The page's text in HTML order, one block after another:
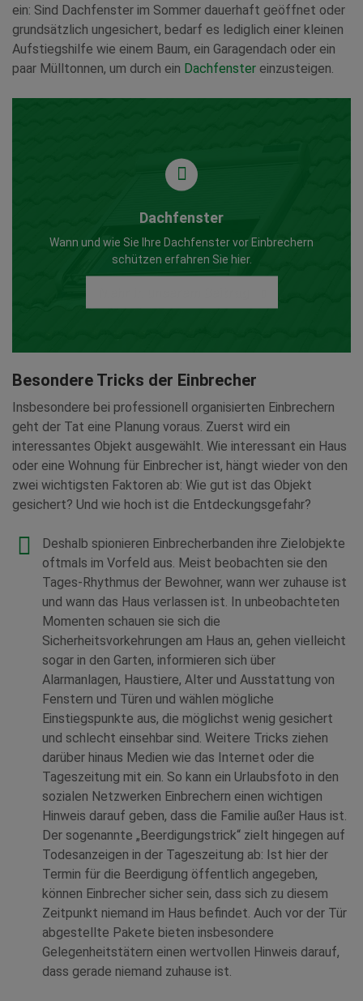
ein: Sind Dachfenster im Sommer dauerhaft geöffnet oder
grundsätzlich ungesichert, bedarf es lediglich einer kleinen
Aufstiegshilfe wie einem Baum, ein Garagendach oder ein
paar Mülltonnen, um durch ein Dachfenster einzusteigen.
Dachfenster
Wann und wie Sie Ihre Dachfenster vor Einbrechern
schützen erfahren Sie hier.
Besondere Tricks der Einbrecher
Insbesondere bei professionell organisierten Einbrechern
geht der Tat eine Planung voraus. Zuerst wird ein
interessantes Objekt ausgewählt. Wie interessant ein Haus
oder eine Wohnung für Einbrecher ist, hängt wieder von den
zwei wichtigsten Faktoren ab: Wie gut ist das Objekt
gesichert? Und wie hoch ist die Entdeckungsgefahr?
Deshalb spionieren Einbrecherbanden ihre Zielobjekte
oftmals im Vorfeld aus. Meist beobachten sie den
Tages-Rhythmus der Bewohner, wann wer zuhause ist
und wann das Haus verlassen ist. In unbeobachteten
Momenten schauen sie sich die
Sicherheitsvorkehrungen am Haus an, gehen vielleicht
sogar in den Garten, informieren sich über
Alarmanlagen, Haustiere, Alter und Ausstattung von
Fenstern und Türen und wählen mögliche
Einstiegspunkte aus, die möglichst wenig gesichert
und schlecht einsehbar sind. Weitere Tricks ziehen
darüber hinaus Medien wie das Internet oder die
Tageszeitung mit ein. So kann ein Urlaubsfoto in den
sozialen Netzwerken Einbrechern einen wichtigen
Hinweis darauf geben, dass die Familie außer Haus ist.
Der sogenannte „Beerdigungstrick“ zielt hingegen auf
Todesanzeigen in der Tageszeitung ab: Ist hier der
Termin für die Beerdigung öffentlich angegeben,
können Einbrecher sicher sein, dass sich zu diesem
Zeitpunkt niemand im Haus befindet. Auch vor der Tür
abgestellte Pakete bieten insbesondere
Gelegenheitstätern einen wertvollen Hinweis darauf,
dass gerade niemand zuhause ist.